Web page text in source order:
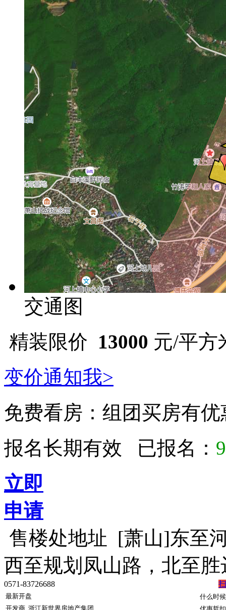
交通图
精装限价 13000 元/平方
变价通知我>
免费看房： 组团买房有
报名长期有效 已报名：
立即
申请
售楼处地址 [萧山]东至
西至规划凤山路，北至
0571-83726688
最新开盘
什么时
开发商 浙江新世界房地产集团